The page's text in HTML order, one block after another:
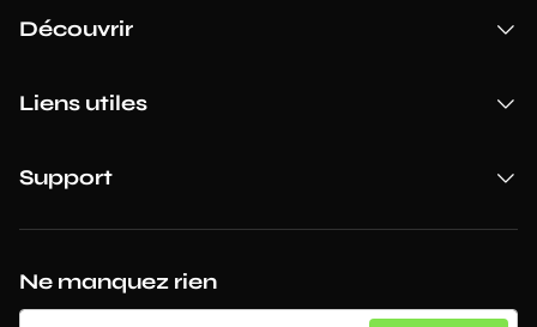
Ne manquez rien
Découvrir
Liens utiles
Support